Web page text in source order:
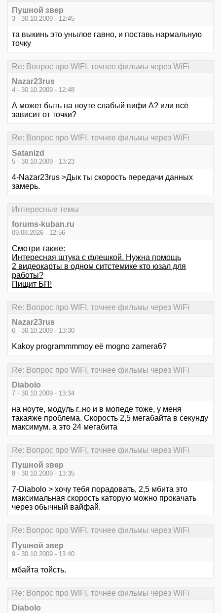
Пушной звер
3 - 30.10.2009 - 12:45
та выкинь это унылое гавно, и поставь нармальную
точку
Re: Вопрос про WIFI, точнее фильмы через WiFi
Nazar23rus
4 - 30.10.2009 - 12:48
А может быть на ноуте слабый вифи А? или всё
зависит от точки?
Re: Вопрос про WIFI, точнее фильмы через WiFi
Satanizd
5 - 30.10.2009 - 13:23
4-Nazar23rus >Дык ты скорость передачи данных
замерь.
Интересные темы
forums-kuban.ru
09.08.2026 - 12:56
Смотри также:
Интересная штука с флешкой. Нужна помощь
2 видеокарты в одном ситстемике кто юзал для
работы?
Пищит БП!
Re: Вопрос про WIFI, точнее фильмы через WiFi
Nazar23rus
6 - 30.10.2009 - 13:30
Kakoy programmmmoy eё mogno zamera6?
Re: Вопрос про WIFI, точнее фильмы через WiFi
Diabolo
7 - 30.10.2009 - 13:34
на ноуте, модуль г..но и в мопеде тоже, у меня
такаяже проблема. Скорость 2,5 мегабайта в секунду
максимум. а это 24 мегабита
Re: Вопрос про WIFI, точнее фильмы через WiFi
Пушной звер
8 - 30.10.2009 - 13:35
7-Diabolo > хочу тебя порадовать, 2,5 мбита это
максимальная скорость каторую можно прокачать
через обычный вайфай.
Re: Вопрос про WIFI, точнее фильмы через WiFi
Пушной звер
9 - 30.10.2009 - 13:40
мбайта тойсть.
Re: Вопрос про WIFI, точнее фильмы через WiFi
Diabolo